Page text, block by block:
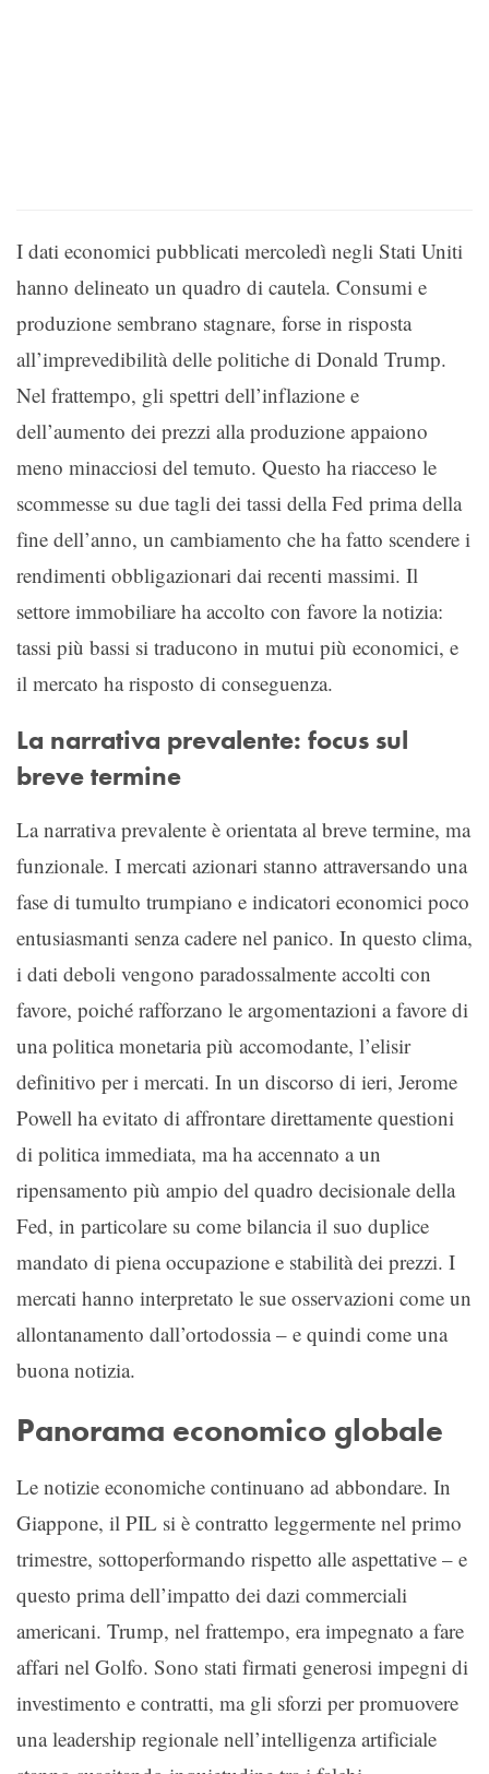
I dati economici pubblicati mercoledì negli Stati Uniti
hanno delineato un quadro di cautela. Consumi e
produzione sembrano stagnare, forse in risposta
all’imprevedibilità delle politiche di Donald Trump.
Nel frattempo, gli spettri dell’inflazione e
dell’aumento dei prezzi alla produzione appaiono
meno minacciosi del temuto. Questo ha riacceso le
scommesse su due tagli dei tassi della Fed prima della
fine dell’anno, un cambiamento che ha fatto scendere i
rendimenti obbligazionari dai recenti massimi. Il
settore immobiliare ha accolto con favore la notizia:
tassi più bassi si traducono in mutui più economici, e
il mercato ha risposto di conseguenza.
La narrativa prevalente: focus sul
breve termine
La narrativa prevalente è orientata al breve termine, ma
funzionale. I mercati azionari stanno attraversando una
fase di tumulto trumpiano e indicatori economici poco
entusiasmanti senza cadere nel panico. In questo clima,
i dati deboli vengono paradossalmente accolti con
favore, poiché rafforzano le argomentazioni a favore di
una politica monetaria più accomodante, l’elisir
definitivo per i mercati. In un discorso di ieri, Jerome
Powell ha evitato di affrontare direttamente questioni
di politica immediata, ma ha accennato a un
ripensamento più ampio del quadro decisionale della
Fed, in particolare su come bilancia il suo duplice
mandato di piena occupazione e stabilità dei prezzi. I
mercati hanno interpretato le sue osservazioni come un
allontanamento dall’ortodossia – e quindi come una
buona notizia.
Panorama economico globale
Le notizie economiche continuano ad abbondare. In
Giappone, il PIL si è contratto leggermente nel primo
trimestre, sottoperformando rispetto alle aspettative – e
questo prima dell’impatto dei dazi commerciali
americani. Trump, nel frattempo, era impegnato a fare
affari nel Golfo. Sono stati firmati generosi impegni di
investimento e contratti, ma gli sforzi per promuovere
una leadership regionale nell’intelligenza artificiale